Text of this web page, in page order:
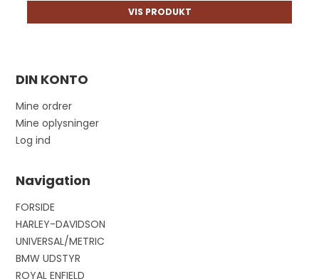
VIS PRODUKT
DIN KONTO
Mine ordrer
Mine oplysninger
Log ind
Navigation
FORSIDE
HARLEY-DAVIDSON
UNIVERSAL/METRIC
BMW UDSTYR
ROYAL ENFIELD